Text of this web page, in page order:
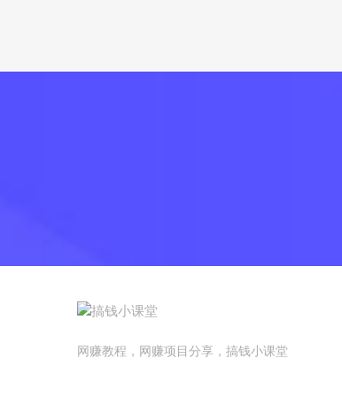
网赚教程，网赚项目分享，搞钱小课堂